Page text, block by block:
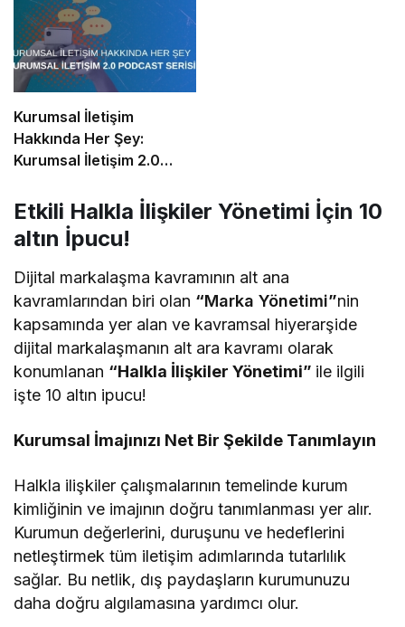
Kurumsal İletişim
Hakkında Her Şey:
Kurumsal İletişim 2.0
Etkili Halkla İlişkiler Yönetimi İçin 10
altın İpucu!
Dijital markalaşma kavramının alt ana
kavramlarından biri olan “Marka Yönetimi”nin
kapsamında yer alan ve kavramsal hiyerarşide
dijital markalaşmanın alt ara kavramı olarak
konumlanan “Halkla İlişkiler Yönetimi” ile ilgili
işte 10 altın ipucu!
Kurumsal İmajınızı Net Bir Şekilde Tanımlayın
Halkla ilişkiler çalışmalarının temelinde kurum
kimliğinin ve imajının doğru tanımlanması yer alır.
Kurumun değerlerini, duruşunu ve hedeflerini
netleştirmek tüm iletişim adımlarında tutarlılık
sağlar. Bu netlik, dış paydaşların kurumunuzu
daha doğru algılamasına yardımcı olur.